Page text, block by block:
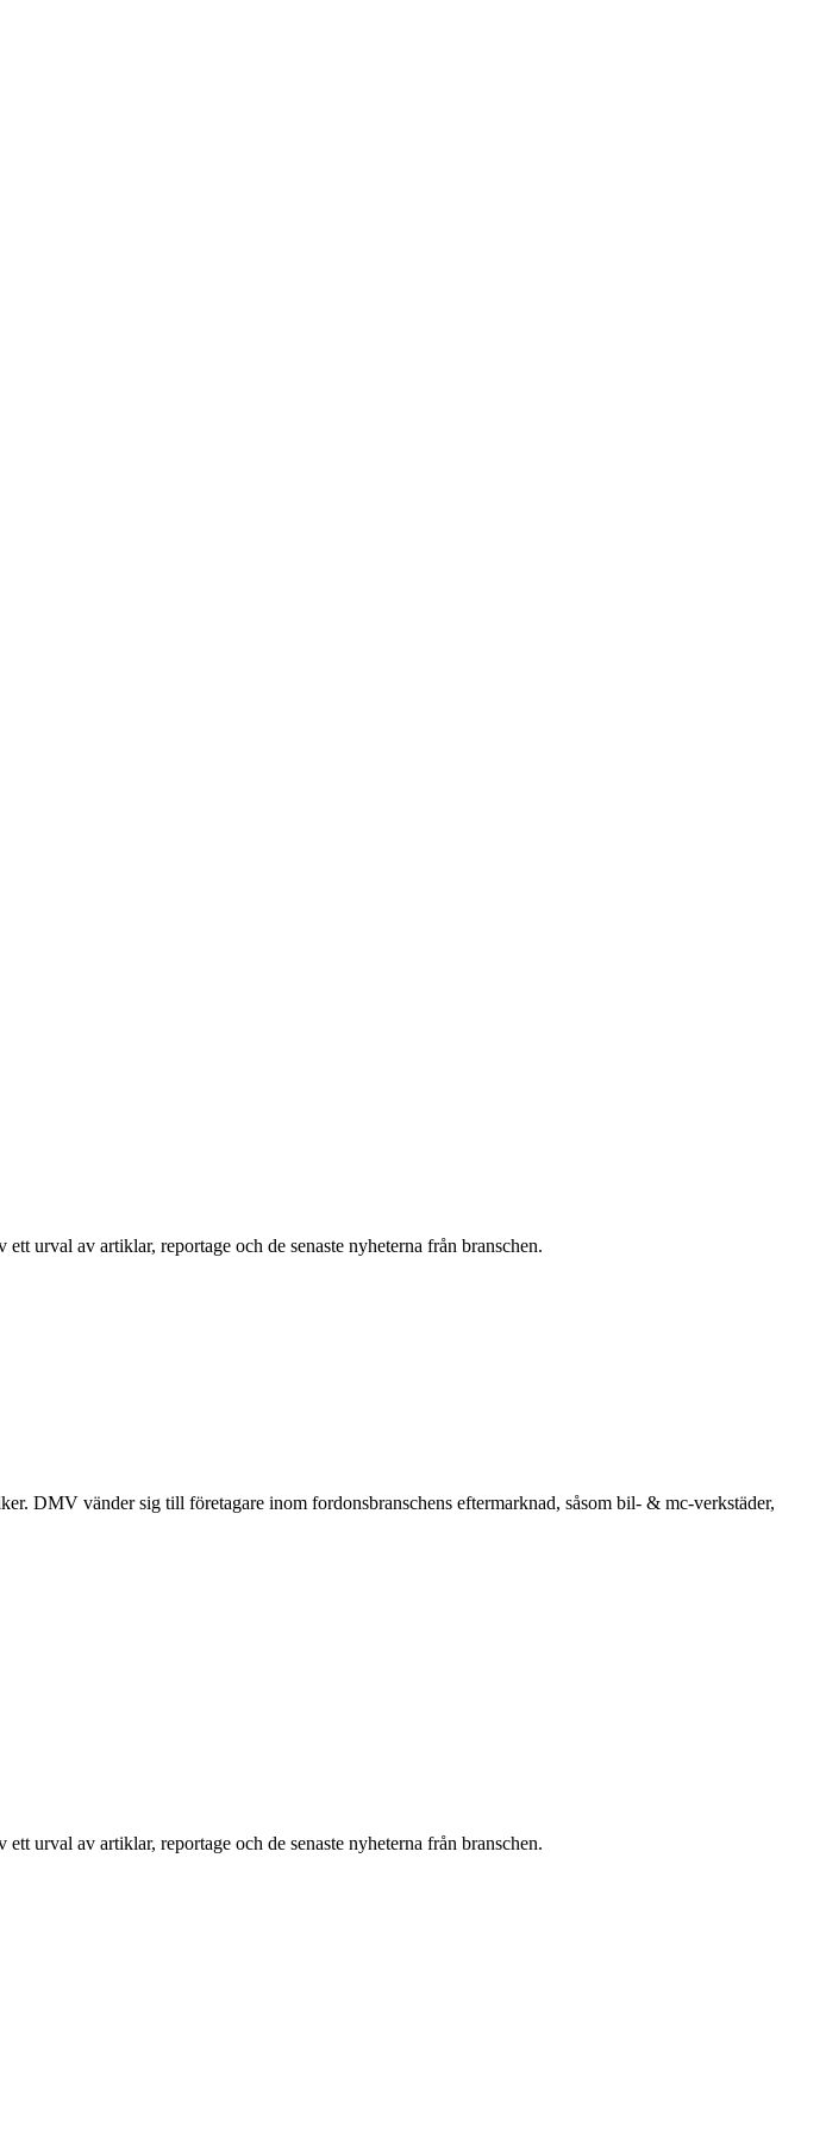
urval av artiklar, reportage och de senaste nyheterna från branschen.
DMV vänder sig till företagare inom fordonsbranschens eftermarknad, såsom bil- & mc-verkstäder,
urval av artiklar, reportage och de senaste nyheterna från branschen.